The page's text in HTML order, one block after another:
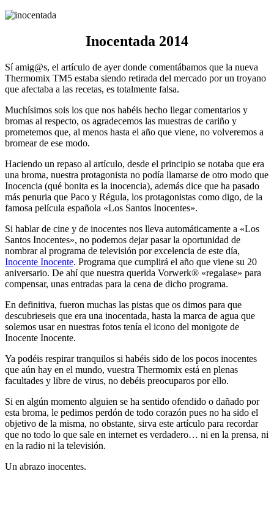
Inocentada 2014
Sí amig@s, el artículo de ayer donde comentábamos que la nueva
Thermomix TM5 estaba siendo retirada del mercado por un troyano
que afectaba a las recetas, es totalmente falsa.
Muchísimos sois los que nos habéis hecho llegar comentarios y
bromas al respecto, os agradecemos las muestras de cariño y
prometemos que, al menos hasta el año que viene, no volveremos a
bromear de ese modo.
Haciendo un repaso al artículo, desde el principio se notaba que era
una broma, nuestra protagonista no podía llamarse de otro modo que
Inocencia (qué bonita es la inocencia), además dice que ha pasado
más penuria que Paco y Régula, los protagonistas como digo, de la
famosa película española «Los Santos Inocentes».
Si hablar de cine y de inocentes nos lleva automáticamente a «Los
Santos Inocentes», no podemos dejar pasar la oportunidad de
nombrar al programa de televisión por excelencia de este día,
Inocente Inocente. Programa que cumplirá el año que viene su 20
aniversario. De ahí que nuestra querida Vorwerk® «regalase» para
compensar, unas entradas para la cena de dicho programa.
En definitiva, fueron muchas las pistas que os dimos para que
descubrieseis que era una inocentada, hasta la marca de agua que
solemos usar en nuestras fotos tenía el icono del monigote de
Inocente Inocente.
Ya podéis respirar tranquilos si habéis sido de los pocos inocentes
que aún hay en el mundo, vuestra Thermomix está en plenas
facultades y libre de virus, no debéis preocuparos por ello.
Si en algún momento alguien se ha sentido ofendido o dañado por
esta broma, le pedimos perdón de todo corazón pues no ha sido el
objetivo de la misma, no obstante, sirva este artículo para recordar
que no todo lo que sale en internet es verdadero… ni en la prensa, ni
en la radio ni la televisión.
Un abrazo inocentes.